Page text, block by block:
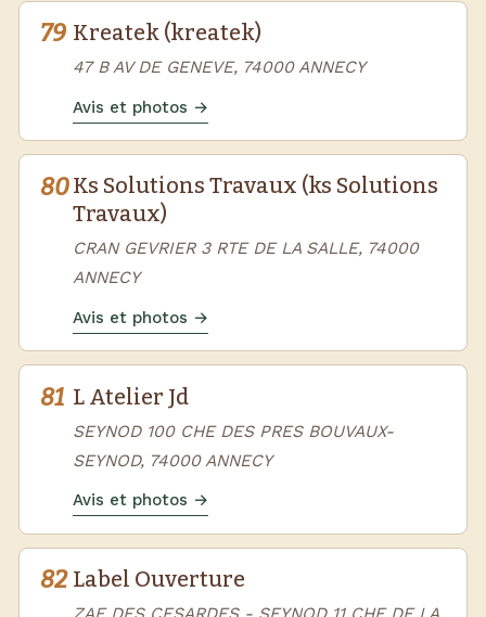
79 Kreatek (kreatek)
47 B AV DE GENEVE, 74000 ANNECY
Avis et photos →
80Ks Solutions Travaux (ks Solutions
Travaux)
CRAN GEVRIER 3 RTE DE LA SALLE, 74000
ANNECY
Avis et photos →
81 L Atelier Jd
SEYNOD 100 CHE DES PRES BOUVAUX-
SEYNOD, 74000 ANNECY
Avis et photos →
82 Label Ouverture